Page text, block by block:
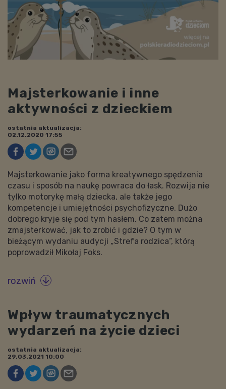
Majsterkowanie i inne
aktywności z dzieckiem
ostatnia aktualizacja:
02.12.2020 17:55
Majsterkowanie jako forma kreatywnego spędzenia
czasu i sposób na naukę powraca do łask. Rozwija nie
tylko motorykę małą dziecka, ale także jego
kompetencje i umiejętności psychofizyczne. Dużo
dobrego kryje się pod tym hasłem. Co zatem można
zmajsterkować, jak to zrobić i gdzie? O tym w
bieżącym wydaniu audycji „Strefa rodzica”, którą
poprowadził Mikołaj Foks.
rozwiń 
Wpływ traumatycznych
wydarzeń na życie dzieci
ostatnia aktualizacja:
29.03.2021 10:00